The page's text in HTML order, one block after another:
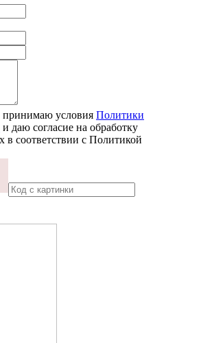
принимаю условия Политики
и даю согласие на обработку
в соответствии с Политикой